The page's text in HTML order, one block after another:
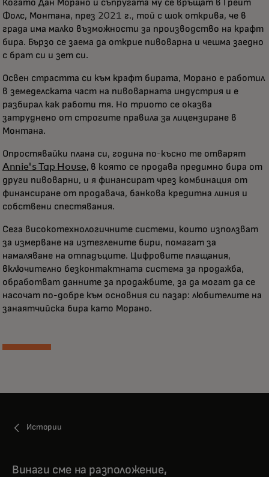
Когато Дан Морано и съпругата му се връщат в Грейт
Фолс, Монтана, през 2021 г., той с шок открива, че в
града има малко възможности за производство на крафт
бира. Бързо се заема да открие пивоварна и чешма заедно
с брат си и зет си.
Освен страстта си към крафт бирата, Морано е работил
в земеделската част на пивоварната индустрия и е
разбирал как работи тя. Но триото се оказва
затруднено от строгите правила за лицензиране в
Монтана.
Опростявайки плана си, година по-късно те отварят
Annie's Tap House, в която се продава предимно бира от
други пивоварни, и я финансират чрез комбинация от
финансиране от продавача, банкова кредитна линия и
собствени спестявания.
Сега високотехнологичните системи, които използват
за измерване на изтеглените бири, помагат за
намаляване на отпадъците. Цифровите плащания,
включително безконтактната система за продажба,
обработват данните за продажбите, за да могат да се
насочат по-добре към основния си пазар: любителите на
занаятчийска бира като Морано.
Истории
Винаги сме на разположение,